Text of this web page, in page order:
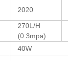
2020
270L/H
(0.3mpa)
40W